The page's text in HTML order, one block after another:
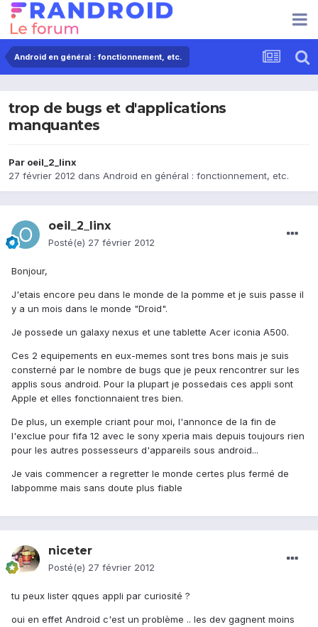
Android en général : fonctionnement, etc.
trop de bugs et d'applications
manquantes
Par oeil_2_linx
27 février 2012 dans Android en général : fonctionnement, etc.
oeil_2_linx
Posté(e) 27 février 2012
Bonjour,
J'etais encore peu dans le monde de la pomme et je suis passe il
y a un mois dans le monde "Droid".
Je possede un galaxy nexus et une tablette Acer iconia A500.
Ces 2 equipements en eux-memes sont tres bons mais je suis
consterné par le nombre de bugs que je peux rencontrer sur les
applis sous android. Pour la plupart je possedais ces appli sont
Apple et elles fonctionnaient tres bien.
De plus, un exemple criant pour moi, l'annonce de la fin de
l'exclue pour fifa 12 avec le sony xperia mais depuis toujours rien
pour les autres possesseurs d'appareils sous android...
Je vais commencer a regretter le monde certes plus fermé de
labpomme mais sans doute plus fiable
niceter
Posté(e) 27 février 2012
tu peux lister qques appli par curiosité ?
oui en effet Android c'est un problème .. les dev gagnent moins